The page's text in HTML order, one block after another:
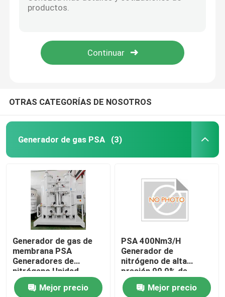
Refuerzo del compresor de aire
Transmisor de presión ABB
Sistema de calibración del medidor de caudal
Sistema de calibración del flujo de líquido
Automatización del brazo del robot
Posicionador digital
VTC del tubo de Venturi clásico
OTRAS CATEGORÍAS DE NOSOTROS
Generador de gas PSA (3)
Generador de gas de
membrana PSA
Generadores de
nitrógeno Unidad
100Nm3/H, 99,9% de
pureza Mejor precio
PSA 400Nm3/H
Generador de
nitrógeno de alta
presión 99,9% de
pureza Para alimentos,
metalurgia, química
Mejor precio